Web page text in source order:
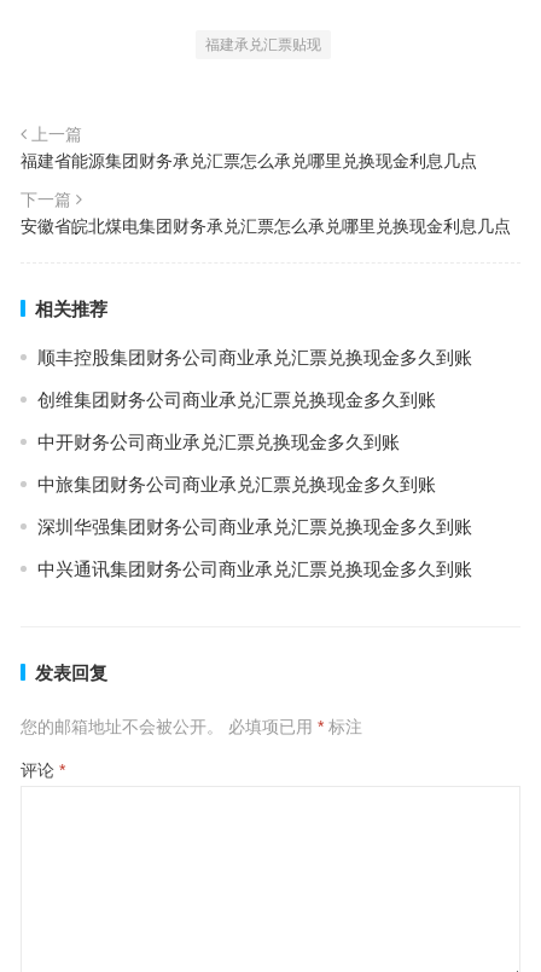
福建承兑汇票贴现
上一篇
福建省能源集团财务承兑汇票怎么承兑哪里兑换现金利息几点
下一篇
安徽省皖北煤电集团财务承兑汇票怎么承兑哪里兑换现金利息几点
相关推荐
顺丰控股集团财务公司商业承兑汇票兑换现金多久到账
创维集团财务公司商业承兑汇票兑换现金多久到账
中开财务公司商业承兑汇票兑换现金多久到账
中旅集团财务公司商业承兑汇票兑换现金多久到账
深圳华强集团财务公司商业承兑汇票兑换现金多久到账
中兴通讯集团财务公司商业承兑汇票兑换现金多久到账
发表回复
您的邮箱地址不会被公开。 必填项已用 *标注
评论 *